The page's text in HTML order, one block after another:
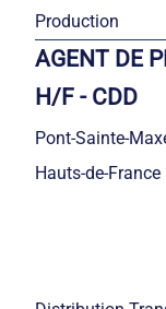
Production
AGENT DE
H/F - CDD
Pont-Sainte-
Hauts-de-France